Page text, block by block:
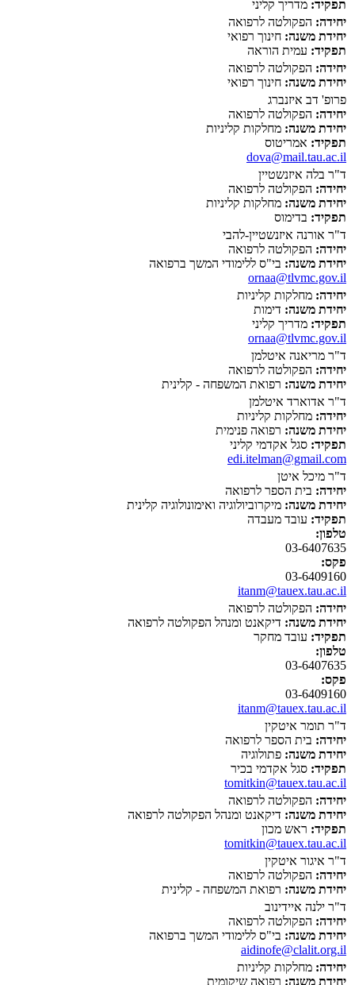
תפקיד: מדריך קליני
יחידה: הפקולטה לרפואה
יחידת משנה: חינוך רפואי
תפקיד: עמית הוראה
יחידה: הפקולטה לרפואה
יחידת משנה: חינוך רפואי
פרופ' דב איזנברג
יחידה: הפקולטה לרפואה
יחידת משנה: מחלקות קליניות
תפקיד: אמריטוס
dova@mail.tau.ac.il
ד"ר בלה איזנשטיין
יחידה: הפקולטה לרפואה
יחידת משנה: מחלקות קליניות
תפקיד: בדימוס
ד"ר אורנה איזנשטיין-להבי
יחידה: הפקולטה לרפואה
יחידת משנה: בי"ס ללימודי המשך ברפואה
ornaa@tlvmc.gov.il
יחידה: מחלקות קליניות
יחידת משנה: דימות
תפקיד: מדריך קליני
ornaa@tlvmc.gov.il
ד"ר מריאנה איטלמן
יחידה: הפקולטה לרפואה
יחידת משנה: רפואת המשפחה - קלינית
ד"ר אדוארד איטלמן
יחידה: מחלקות קליניות
יחידת משנה: רפואה פנימית
תפקיד: סגל אקדמי קליני
edi.itelman@gmail.com
ד"ר מיכל איטן
יחידה: בית הספר לרפואה
יחידת משנה: מיקרוביולוגיה ואימונולוגיה קלינית
תפקיד: עובד מעבדה
טלפון:
03-6407635
פקס:
03-6409160
itanm@tauex.tau.ac.il
יחידה: הפקולטה לרפואה
יחידת משנה: דיקאנט ומנהל הפקולטה לרפואה
תפקיד: עובד מחקר
טלפון:
03-6407635
פקס:
03-6409160
itanm@tauex.tau.ac.il
ד"ר תומר איטקין
יחידה: בית הספר לרפואה
יחידת משנה: פתולוגיה
תפקיד: סגל אקדמי בכיר
tomitkin@tauex.tau.ac.il
יחידה: הפקולטה לרפואה
יחידת משנה: דיקאנט ומנהל הפקולטה לרפואה
תפקיד: ראש מכון
tomitkin@tauex.tau.ac.il
ד"ר איגור איטקין
יחידה: הפקולטה לרפואה
יחידת משנה: רפואת המשפחה - קלינית
ד"ר ילנה איידינוב
יחידה: הפקולטה לרפואה
יחידת משנה: בי"ס ללימודי המשך ברפואה
aidinofe@clalit.org.il
יחידה: מחלקות קליניות
יחידת משנה: רפואה שיקומית